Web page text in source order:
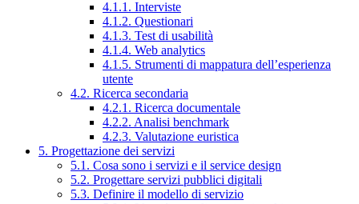
4.1.1. Interviste
4.1.2. Questionari
4.1.3. Test di usabilità
4.1.4. Web analytics
4.1.5. Strumenti di mappatura dell’esperienza
utente
4.2. Ricerca secondaria
4.2.1. Ricerca documentale
4.2.2. Analisi benchmark
4.2.3. Valutazione euristica
5. Progettazione dei servizi
5.1. Cosa sono i servizi e il service design
5.2. Progettare servizi pubblici digitali
5.3. Definire il modello di servizio